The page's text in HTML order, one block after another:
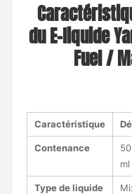
du E-liquide
Fuel /
Caractéristique
Contenance
Type de liquide